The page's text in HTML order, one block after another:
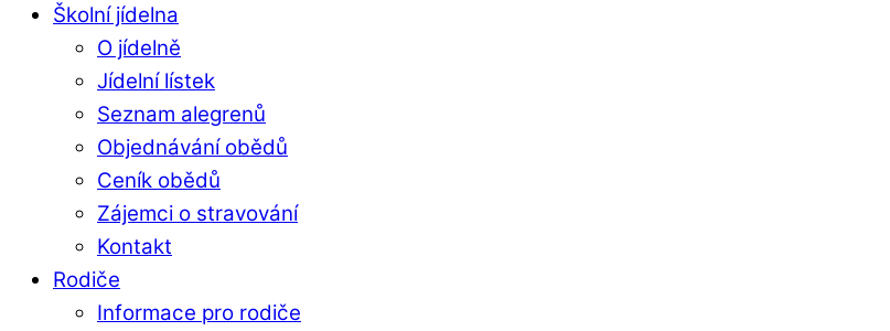
Školní jídelna
O jídelně
Jídelní lístek
Seznam alegrenů
Objednávání obědů
Ceník obědů
Zájemci o stravování
Kontakt
Rodiče
Informace pro rodiče